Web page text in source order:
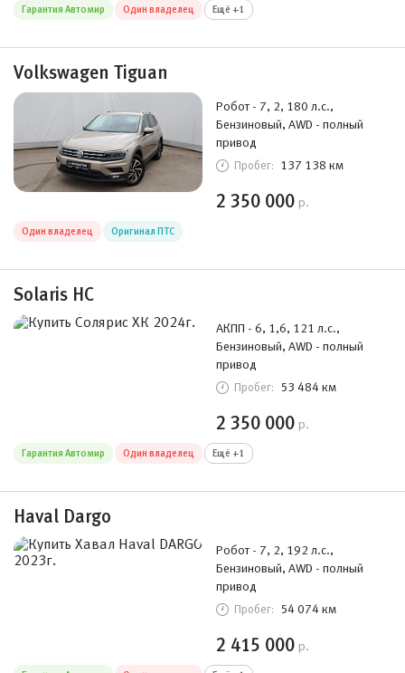
Гарантия Автомир Один владелец Ещё +1
Volkswagen Tiguan
Робот - 7, 2, 180 л.с.,
Бензиновый, AWD - полный
привод
Пробег: 137 138 км
2 350 000 р.
Один владелец Оригинал ПТС
Solaris HC
АКПП - 6, 1,6, 121 л.с.,
Бензиновый, AWD - полный
привод
Пробег: 53 484 км
2 350 000 р.
Гарантия Автомир Один владелец Ещё +1
Haval Dargo
Робот - 7, 2, 192 л.с.,
Бензиновый, AWD - полный
привод
Пробег: 54 074 км
2 415 000 р.